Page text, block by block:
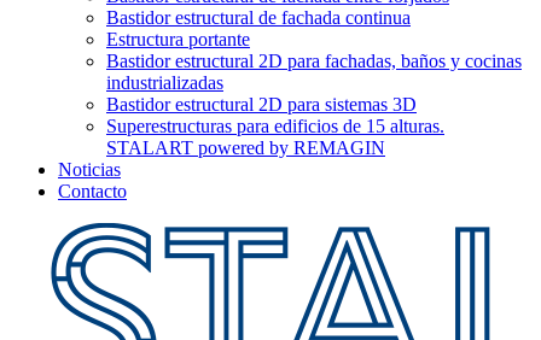
Bastidor estructural de fachada continua
Estructura portante
Bastidor estructural 2D para fachadas, baños y cocinas
industrializadas
Bastidor estructural 2D para sistemas 3D
Superestructuras para edificios de 15 alturas.
STALART powered by REMAGIN
Noticias
Contacto